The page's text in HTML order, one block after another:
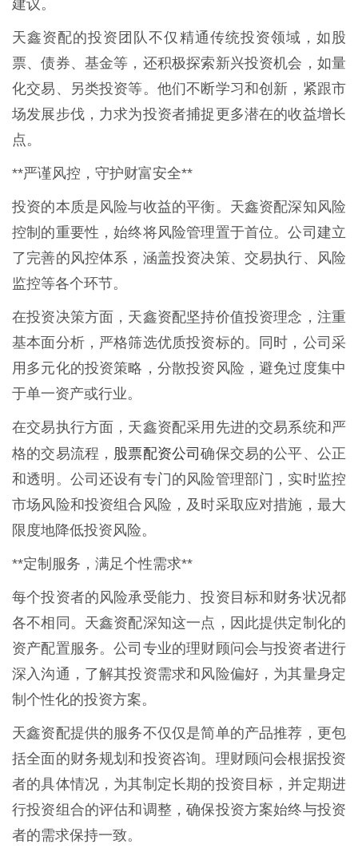
建议。
天鑫资配的投资团队不仅精通传统投资领域，如股
票、债券、基金等，还积极探索新兴投资机会，如量
化交易、另类投资等。他们不断学习和创新，紧跟市
场发展步伐，力求为投资者捕捉更多潜在的收益增长
点。
**严谨风控，守护财富安全**
投资的本质是风险与收益的平衡。天鑫资配深知风险
控制的重要性，始终将风险管理置于首位。公司建立
了完善的风控体系，涵盖投资决策、交易执行、风险
监控等各个环节。
在投资决策方面，天鑫资配坚持价值投资理念，注重
基本面分析，严格筛选优质投资标的。同时，公司采
用多元化的投资策略，分散投资风险，避免过度集中
于单一资产或行业。
在交易执行方面，天鑫资配采用先进的交易系统和严
格的交易流程， 股票配资公司确保交易的公平、公正
和透明。公司还设有专门的风险管理部门，实时监控
市场风险和投资组合风险，及时采取应对措施，最大
限度地降低投资风险。
**定制服务，满足个性需求**
每个投资者的风险承受能力、投资目标和财务状况都
各不相同。天鑫资配深知这一点，因此提供定制化的
资产配置服务。公司专业的理财顾问会与投资者进行
深入沟通，了解其投资需求和风险偏好，为其量身定
制个性化的投资方案。
天鑫资配提供的服务不仅仅是简单的产品推荐，更包
括全面的财务规划和投资咨询。理财顾问会根据投资
者的具体情况，为其制定长期的投资目标，并定期进
行投资组合的评估和调整，确保投资方案始终与投资
者的需求保持一致。